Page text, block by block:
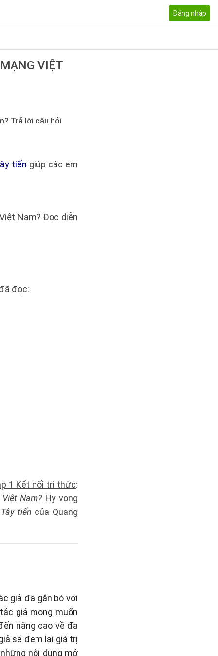
Đăng nhập
VIỆT
Trả lời câu hỏi
tiến giúp các em
Nam? Đọc diễn
đọc:
1 Kết nối tri thức:
Nam?Hy vọng
Tây tiến của Quang
giả đã gắn bó với
giả mong muốn
nâng cao về đa
sẽ đem lại giá trị
nội dung mở